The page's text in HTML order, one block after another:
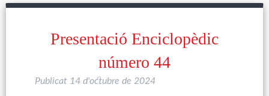
Presentació Enciclopèdic
número 44
Publicat 14 d'octubre de 2024